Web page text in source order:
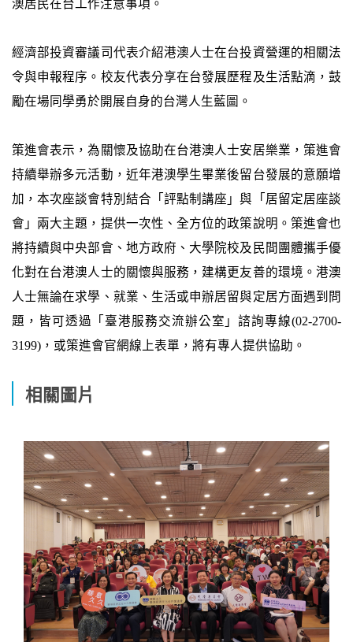
澳居民在台工作注意事項。
經濟部投資審議司代表介紹港澳人士在台投資營運的相關法
令與申報程序。校友代表分享在台發展歷程及生活點滴，鼓
勵在場同學勇於開展自身的台灣人生藍圖。
策進會表示，為關懷及協助在台港澳人士安居樂業，策進會
持續舉辦多元活動，近年港澳學生畢業後留台發展的意願增
加，本次座談會特別結合「評點制講座」與「居留定居座談
會」兩大主題，提供一次性、全方位的政策說明。策進會也
將持續與中央部會、地方政府、大學院校及民間團體攜手優
化對在台港澳人士的關懷與服務，建構更友善的環境。港澳
人士無論在求學、就業、生活或申辦居留與定居方面遇到問
題，皆可透過「臺港服務交流辦公室」諮詢專線(02-2700-
3199)，或策進會官網線上表單，將有專人提供協助。
相關圖片